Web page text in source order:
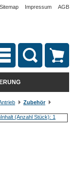
Sitemap Impressum AGB
Zubehör